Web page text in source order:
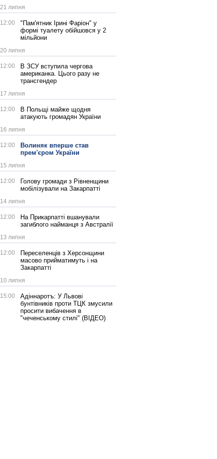
21 липня
12:00
"Пам'ятник Ірині Фаріон" у
формі туалету обійшовся у 2
мільйони
20 липня
12:00
В ЗСУ вступила чергова
американка. Цього разу не
трансгендер
17 липня
12:00
В Польщі майже щодня
атакують громадян України
16 липня
12:00
Волиняк вперше став
прем'єром України
15 липня
12:00
Голову громади з Рівненщини
мобілізували на Закарпатті
14 липня
12:00
На Прикарпатті вшанували
загиблого найманця з Австралії
13 липня
12:00
Переселенців з Херсонщини
масово прийматимуть і на
Закарпатті
10 липня
15:00
Адіннаротъ: У Львові
бунтівників проти ТЦК змусили
просити вибачення в
"чеченському стилі" (ВІДЕО)